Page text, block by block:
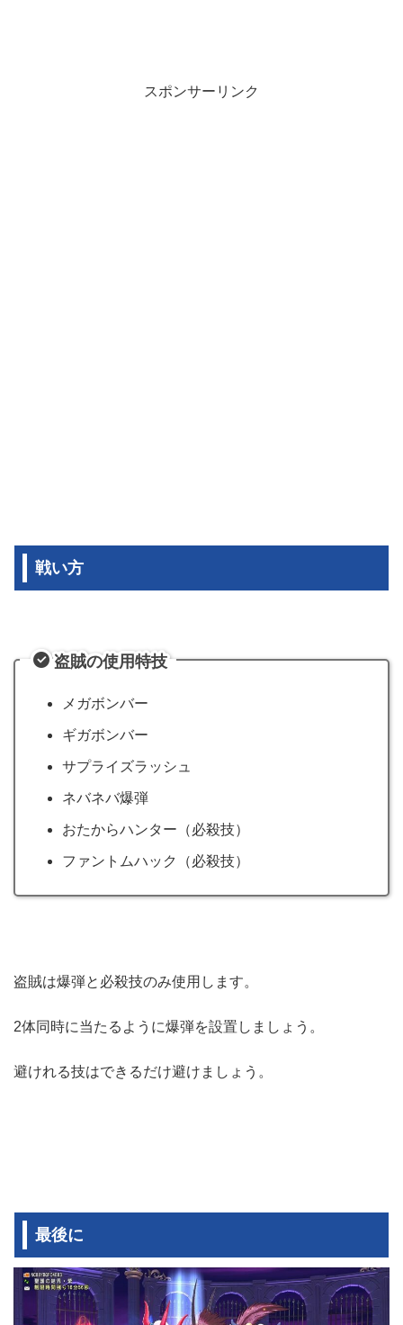
スポンサーリンク
戦い方
盗賊の使用特技
メガボンバー
ギガボンバー
サプライズラッシュ
ネバネバ爆弾
おたからハンター（必殺技）
ファントムハック（必殺技）
盗賊は爆弾と必殺技のみ使用します。
2体同時に当たるように爆弾を設置しましょう。
避けれる技はできるだけ避けましょう。
最後に